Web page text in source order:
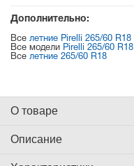
Дополнительно:
Все летние Pirelli 265/60 R18
Все модели Pirelli 265/60 R18
Все летние 265/60 R18
О товаре
Описание